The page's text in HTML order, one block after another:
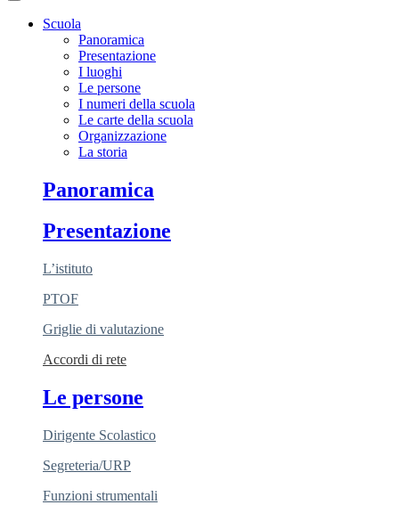
Scuola
Panoramica
Presentazione
I luoghi
Le persone
I numeri della scuola
Le carte della scuola
Organizzazione
La storia
Panoramica
Presentazione
L’istituto
PTOF
Griglie di valutazione
Accordi di rete
Le persone
Dirigente Scolastico
Segreteria/URP
Funzioni strumentali